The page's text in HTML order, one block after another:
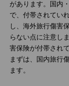
があります。国内
で、付帯されてい
し、海外旅行傷害
らない点に注意し
害保険が付帯され
まずは、国内旅行
ます。